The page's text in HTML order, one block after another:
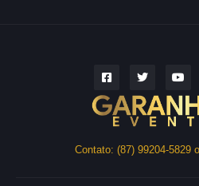
Contato: (87) 99204-5829